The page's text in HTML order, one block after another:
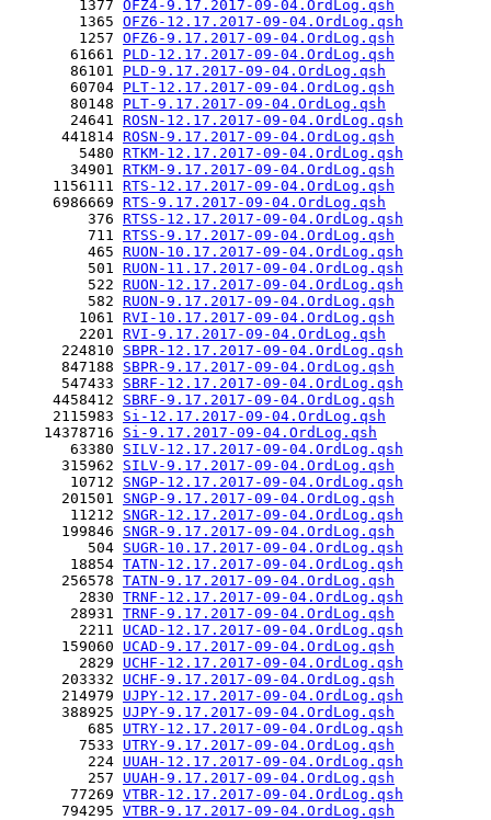
        1377
OFZ4-9.17.2017-09-04.OrdLog.qsh
        1365
OFZ6-12.17.2017-09-04.OrdLog.qsh
        1257
OFZ6-9.17.2017-09-04.OrdLog.qsh
       61661
PLD-12.17.2017-09-04.OrdLog.qsh
       86101
PLD-9.17.2017-09-04.OrdLog.qsh
       60704
PLT-12.17.2017-09-04.OrdLog.qsh
       80148
PLT-9.17.2017-09-04.OrdLog.qsh
       24641
ROSN-12.17.2017-09-04.OrdLog.qsh
      441814
ROSN-9.17.2017-09-04.OrdLog.qsh
        5480
RTKM-12.17.2017-09-04.OrdLog.qsh
       34901
RTKM-9.17.2017-09-04.OrdLog.qsh
     1156111
RTS-12.17.2017-09-04.OrdLog.qsh
     6986669
RTS-9.17.2017-09-04.OrdLog.qsh
         376
RTSS-12.17.2017-09-04.OrdLog.qsh
         711
RTSS-9.17.2017-09-04.OrdLog.qsh
         465
RUON-10.17.2017-09-04.OrdLog.qsh
         501
RUON-11.17.2017-09-04.OrdLog.qsh
         522
RUON-12.17.2017-09-04.OrdLog.qsh
         582
RUON-9.17.2017-09-04.OrdLog.qsh
        1061
RVI-10.17.2017-09-04.OrdLog.qsh
        2201
RVI-9.17.2017-09-04.OrdLog.qsh
      224810
SBPR-12.17.2017-09-04.OrdLog.qsh
      847188
SBPR-9.17.2017-09-04.OrdLog.qsh
      547433
SBRF-12.17.2017-09-04.OrdLog.qsh
     4458412
SBRF-9.17.2017-09-04.OrdLog.qsh
     2115983
Si-12.17.2017-09-04.OrdLog.qsh
    14378716
Si-9.17.2017-09-04.OrdLog.qsh
       63380
SILV-12.17.2017-09-04.OrdLog.qsh
      315962
SILV-9.17.2017-09-04.OrdLog.qsh
       10712
SNGP-12.17.2017-09-04.OrdLog.qsh
      201501
SNGP-9.17.2017-09-04.OrdLog.qsh
       11212
SNGR-12.17.2017-09-04.OrdLog.qsh
      199846
SNGR-9.17.2017-09-04.OrdLog.qsh
         504
SUGR-10.17.2017-09-04.OrdLog.qsh
       18854
TATN-12.17.2017-09-04.OrdLog.qsh
      256578
TATN-9.17.2017-09-04.OrdLog.qsh
        2830
TRNF-12.17.2017-09-04.OrdLog.qsh
       28931
TRNF-9.17.2017-09-04.OrdLog.qsh
        2211
UCAD-12.17.2017-09-04.OrdLog.qsh
      159060
UCAD-9.17.2017-09-04.OrdLog.qsh
        2829
UCHF-12.17.2017-09-04.OrdLog.qsh
      203332
UCHF-9.17.2017-09-04.OrdLog.qsh
      214979
UJPY-12.17.2017-09-04.OrdLog.qsh
      388925
UJPY-9.17.2017-09-04.OrdLog.qsh
         685
UTRY-12.17.2017-09-04.OrdLog.qsh
        7533
UTRY-9.17.2017-09-04.OrdLog.qsh
         224
UUAH-12.17.2017-09-04.OrdLog.qsh
         257
UUAH-9.17.2017-09-04.OrdLog.qsh
       77269
VTBR-12.17.2017-09-04.OrdLog.qsh
      794295
VTBR-9.17.2017-09-04.OrdLog.qsh